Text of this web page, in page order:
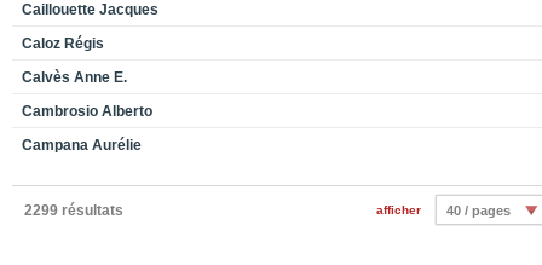
Caillouette Jacques
Caloz Régis
Calvès Anne E.
Cambrosio Alberto
Campana Aurélie
2299 résultats afficher 40 / pages